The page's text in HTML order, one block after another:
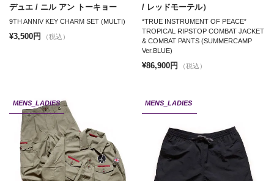
デュエ / ニル アン トーキョー
9TH ANNIV KEY CHARM SET (MULTI)
¥3,500円 （税込）
/ レッドモーテル）
“TRUE INSTRUMENT OF PEACE”
TROPICAL RIPSTOP COMBAT JACKET
& COMBAT PANTS (SUMMERCAMP
Ver.BLUE)
¥86,900円 （税込）
MENS_LADIES MENS_LADIES